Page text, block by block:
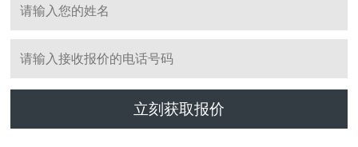
立刻获取报价